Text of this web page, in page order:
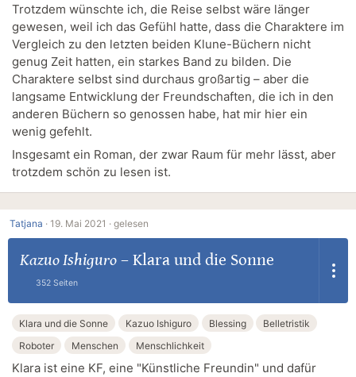
Trotzdem wünschte ich, die Reise selbst wäre länger
gewesen, weil ich das Gefühl hatte, dass die Charaktere im
Vergleich zu den letzten beiden Klune-Büchern nicht
genug Zeit hatten, ein starkes Band zu bilden. Die
Charaktere selbst sind durchaus großartig – aber die
langsame Entwicklung der Freundschaften, die ich in den
anderen Büchern so genossen habe, hat mir hier ein
wenig gefehlt.
Insgesamt ein Roman, der zwar Raum für mehr lässt, aber
trotzdem schön zu lesen ist.
Tatjana · 19. Mai 2021 · gelesen
Kazuo Ishiguro– Klara und die Sonne
352 Seiten
Klara und die Sonne Kazuo Ishiguro Blessing
Belletristik
Roboter
Menschen Menschlichkeit
Klara ist eine KF, eine "Künstliche Freundin" und dafür